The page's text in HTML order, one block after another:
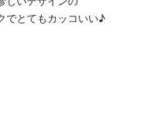
でとてもカッコいい♪